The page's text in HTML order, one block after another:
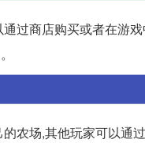
过商店购买或者在游
农场,其他玩家可以通